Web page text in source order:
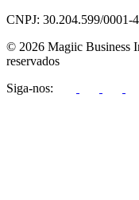
CNPJ: 30.204.599/0001-
© 2026 Magiic Business
reservados
Siga-nos: